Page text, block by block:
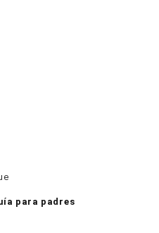
para padres